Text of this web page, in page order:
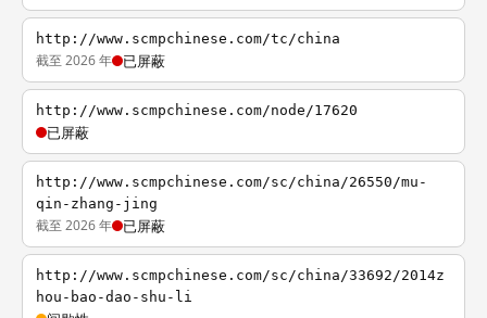
http://www.scmpchinese.com/tc/china
截至 2026 年 已屏蔽
http://www.scmpchinese.com/node/17620
已屏蔽
http://www.scmpchinese.com/sc/china/26550/mu-
qin-zhang-jing
截至 2026 年 已屏蔽
http://www.scmpchinese.com/sc/china/33692/2014z
hou-bao-dao-shu-li